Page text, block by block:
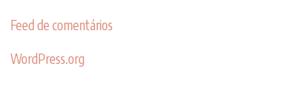
Feed de comentários
WordPress.org